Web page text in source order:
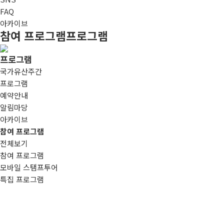
FAQ
아카이브
참여 프로그램프로그램
프로그램
국가유산주간
프로그램
예약안내
알림마당
아카이브
참여 프로그램
전체보기
참여 프로그램
모바일 스탬프투어
특집 프로그램